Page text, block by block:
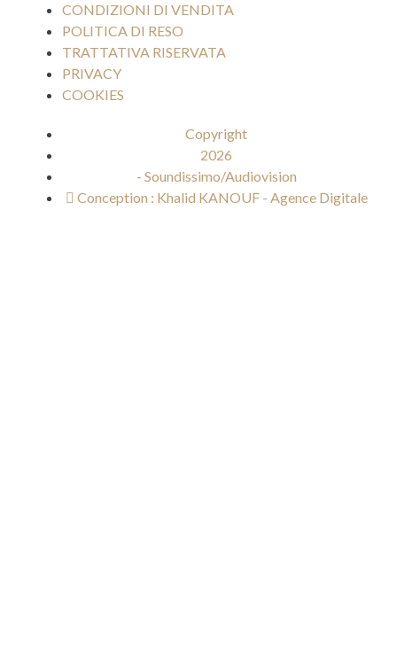
CONDIZIONI DI VENDITA
POLITICA DI RESO
TRATTATIVA RISERVATA
PRIVACY
COOKIES
Copyright
2026
- Soundissimo/Audiovision
Conception : Khalid KANOUF - Agence Digitale